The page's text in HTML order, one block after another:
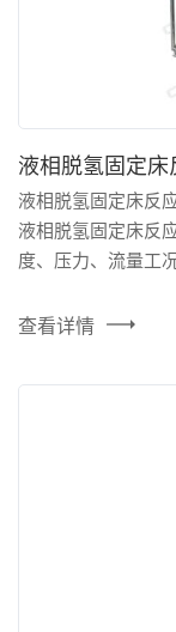
液相脱氢固定床
液相脱氢固定床反
液相脱氢固定床反
度、压力、流量工
统死体积，并且能
备电源、气源的安
查看详情